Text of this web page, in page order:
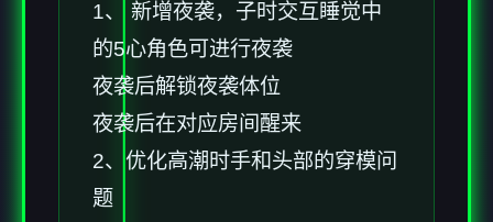
1、 新增夜袭，子时交互睡觉中
的5心角色可进行夜袭
夜袭后解锁夜袭体位
夜袭后在对应房间醒来
2、优化高潮时手和头部的穿模问
题